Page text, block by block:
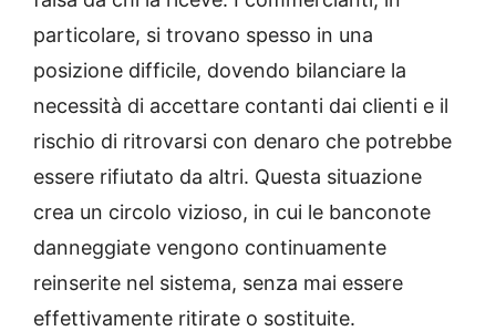
particolare, si trovano spesso in una
posizione difficile, dovendo bilanciare la
necessità di accettare contanti dai clienti e il
rischio di ritrovarsi con denaro che potrebbe
essere rifiutato da altri. Questa situazione
crea un circolo vizioso, in cui le banconote
danneggiate vengono continuamente
reinserite nel sistema, senza mai essere
effettivamente ritirate o sostituite.